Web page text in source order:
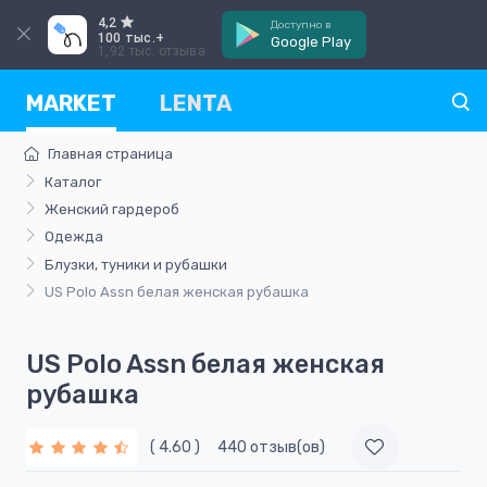
4,2
100 тыс.+
1,92 тыс. отзыва
Доступно в
Google Play
MARKET LENTA
Главная страница
Каталог
Женский гардероб
Одежда
Блузки, туники и рубашки
US Polo Assn белая женская рубашка
US Polo Assn белая женская
рубашка
( 4.60 ) 440 отзыв(ов)